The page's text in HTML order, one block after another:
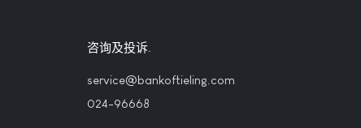
咨询及投诉
service@bankoftieling.com
024-96668